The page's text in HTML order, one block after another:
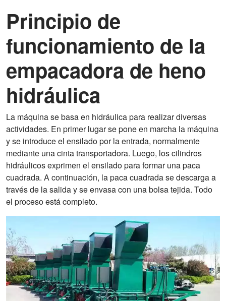
Principio de
funcionamiento de la
empacadora de heno
hidráulica
La máquina se basa en hidráulica para realizar diversas
actividades. En primer lugar se pone en marcha la máquina
y se introduce el ensilado por la entrada, normalmente
mediante una cinta transportadora. Luego, los cilindros
hidráulicos exprimen el ensilado para formar una paca
cuadrada. A continuación, la paca cuadrada se descarga a
través de la salida y se envasa con una bolsa tejida. Todo
el proceso está completo.